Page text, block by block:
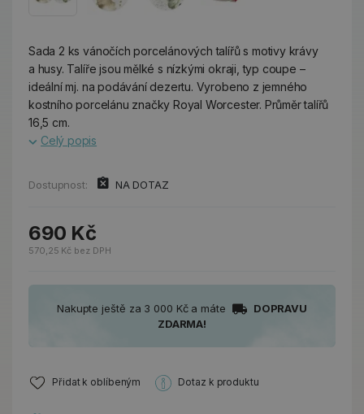
Sada 2 ks vánočích porcelánových talířů s motivy krávy
a husy. Talíře jsou mělké s nízkými okraji, typ coupe –
ideální mj. na podávání dezertu. Vyrobeno z jemného
kostního porcelánu značky Royal Worcester. Průměr talířů
16,5 cm.
Celý popis
Dostupnost: NA DOTAZ
690 Kč
570,25 Kč bez DPH
Nakupte ještě za 3 000 Kč a máte
DOPRAVU
ZDARMA!
Přidat k oblíbeným Dotaz k produktu